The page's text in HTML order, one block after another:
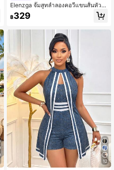
Elenzga จั๊มสูทลำลองคอวีแขนสั้นหัวเข็
มขัดโลหะรัดเอวทอสำหรับผู้หญิง
฿329
12